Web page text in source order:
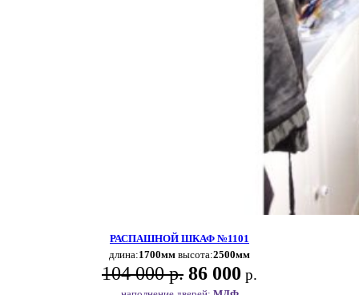
РАСПАШНОЙ ШКАФ №1101
длина:1700мм высота:2500мм
104 000 р. 86 000 р.